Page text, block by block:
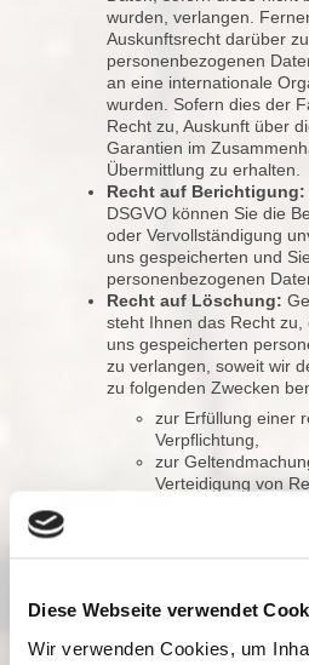
Diese Webseite verwendet
Wir verwenden Cookies, um
wurden, verlangen.
Auskunftsrecht darüber
personenbezogenen
an eine internationale
wurden. Sofern dies der
Recht zu, Auskunft über
Garantien im
Übermittlung zu erhalten.
Recht auf Berichtigung:
DSGVO können Sie die
oder Vervollständigung
uns gespeicherten und
personenbezogenen
Recht auf Löschung:
steht Ihnen das Recht
uns gespeicherten
zu verlangen, soweit wir
zu folgenden Zwecken
zur Erfüllung einer
Verpflichtung,
zur
Verteidigung von
zur Ausübung des
Recht auf
DSGVO haben Sie das